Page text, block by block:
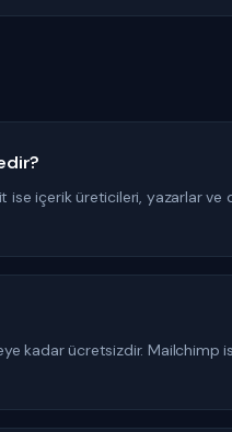
içerik üreticileri, yazarlar
ücretsizdir. Mailchimp